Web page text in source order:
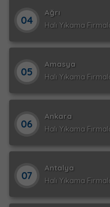
04
Ağrı
Halı Yıkama
05
Amasya
Halı Yıkama
06
Ankara
Halı Yıkama
07
Antalya
Halı Yıkama